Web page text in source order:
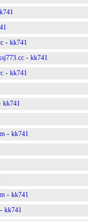
- kk741
- kk741
- kk741
kk741
- kk741
- kk741
- kk741